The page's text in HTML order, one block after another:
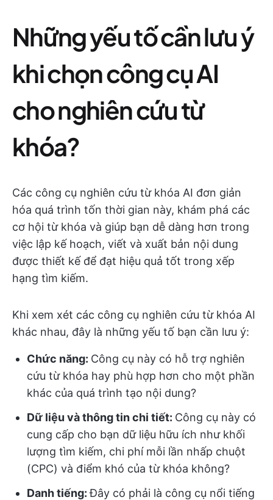
Những yếu tố cần lưu ý
khi chọn công cụ AI
cho nghiên cứu từ
khóa?
Các công cụ nghiên cứu từ khóa AI đơn giản
hóa quá trình tốn thời gian này, khám phá các
cơ hội từ khóa và giúp bạn dễ dàng hơn trong
việc lập kế hoạch, viết và xuất bản nội dung
được thiết kế để đạt hiệu quả tốt trong xếp
hạng tìm kiếm.
Khi xem xét các công cụ nghiên cứu từ khóa AI
khác nhau, đây là những yếu tố bạn cần lưu ý:
Chức năng: Công cụ này có hỗ trợ nghiên
cứu từ khóa hay phù hợp hơn cho một phần
khác của quá trình tạo nội dung?
Dữ liệu và thông tin chi tiết: Công cụ này có
cung cấp cho bạn dữ liệu hữu ích như khối
lượng tìm kiếm, chi phí mỗi lần nhấp chuột
(CPC) và điểm khó của từ khóa không?
Danh tiếng:Đây có phải là công cụ nổi tiếng